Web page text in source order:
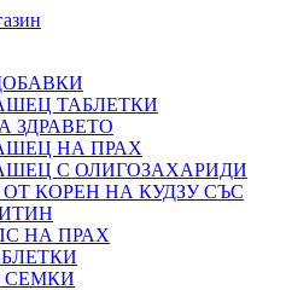
ТАБЛЕТКИ
ЗДРАВЕТО
НА ПРАХ
С ОЛИГОЗАХАРИДИ
ОТ КОРЕН НА КУДЗУ СЪС
НА ПРАХ
СЕМКИ